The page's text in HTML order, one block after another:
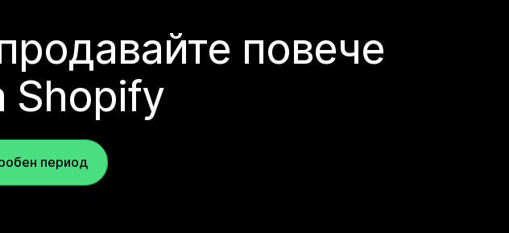
повече
Shopify
период